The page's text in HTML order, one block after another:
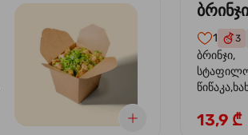
1 3
ბრინჯი,
სოუსი,
13,9 ₾